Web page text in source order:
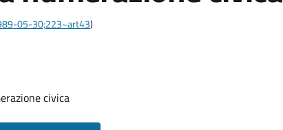
05-30;223~art43)
civica